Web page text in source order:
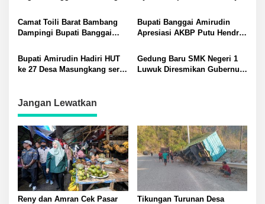
Hewan dan Evaluasi Program
Sambut Ramadhan
Camat Toili Barat Bambang
Dampingi Bupati Banggai
Persiapan Cempaka Wangi
Bupati Banggai Amirudin
Apresiasi AKBP Putu Hendra
di Cintai Masyarakat
Bupati Amirudin Hadiri HUT
ke 27 Desa Masungkang serta
Gedung Baru SMK Negeri 1
Luwuk Diresmikan Gubernur
Jangan Lewatkan
Reny dan Amran Cek Pasar
Tikungan Turunan Desa